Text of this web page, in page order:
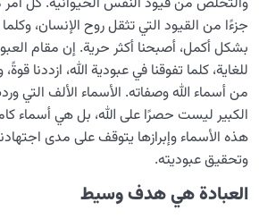
جزءًا من القيود التي تثقل روح الإنسان، وكلما
بشكل أكمل، أصبحنا أكثر حرية. إن مقام
للغاية، كلما تفوقنا في عبودية الله، ازددنا
من أسماء الله وصفاته. الأسماء الألف التي
الكبير ليست حصرًا على الله، بل هي أسماء
هذه الأسماء وإبرازها يتوقف على مدى
وتحقيق عبوديته.
العبادة هي هدف وسيط